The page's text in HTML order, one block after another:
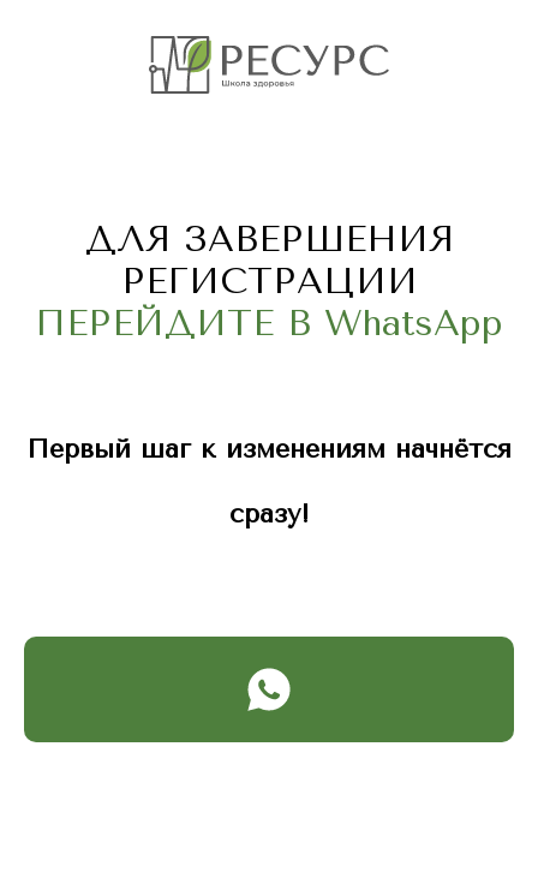
ДЛЯ ЗАВЕРШЕНИЯ
РЕГИСТРАЦИИ
ПЕРЕЙДИТЕ В WhatsApp
Первый шаг к изменениям начнётся
сразу!